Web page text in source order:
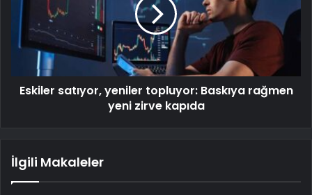
Eskiler satıyor, yeniler topluyor: Baskıya rağmen
yeni zirve kapıda
İlgili Makaleler